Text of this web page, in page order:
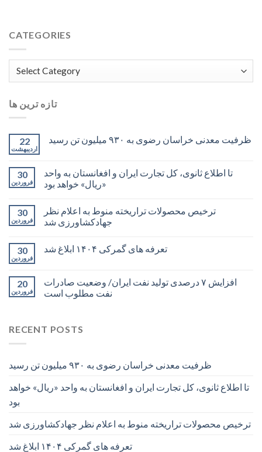
CATEGORIES
Categories
تازه ترین ها
22
اردیبهشت
ظرفیت معدنی خراسان رضوی به ۹۳۰ میلیون تن رسید
30
فروردین
تا اطلاع ثانوی، کل تجارت ایران و افغانستان به واحد
«ریال» خواهد بود
30
فروردین
ترخیص محصولات تراریخته منوط به اعلام نظر
جهادکشاورزی شد
30
فروردین
تعرفه های گمرکی ۱۴۰۴ ابلاغ شد
20
فروردین
افزایش ۷ درصدی تولید نفت ایران/ وضعیت صادرات
نفت مطلوب است
RECENT POSTS
ظرفیت معدنی خراسان رضوی به ۹۳۰ میلیون تن رسید
تا اطلاع ثانوی، کل تجارت ایران و افغانستان به واحد «ریال» خواهد
بود
ترخیص محصولات تراریخته منوط به اعلام نظر جهادکشاورزی شد
تعرفه های گمرکی ۱۴۰۴ ابلاغ شد